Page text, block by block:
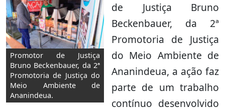
Promotor de Justiça
Bruno Beckenbauer, da 2ª
Promotoria de Justiça do
Meio Ambiente de
Ananindeua.
de Justiça Bruno
Beckenbauer, da 2ª
Promotoria de Justiça
do Meio Ambiente de
Ananindeua, a ação faz
parte de um trabalho
contínuo desenvolvido